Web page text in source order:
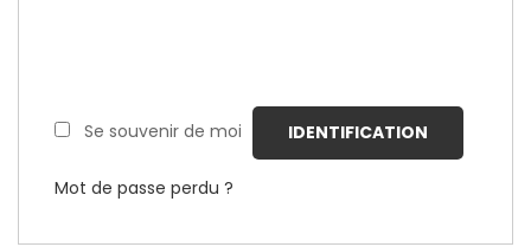
Se souvenir de moi IDENTIFICATION
Mot de passe perdu ?